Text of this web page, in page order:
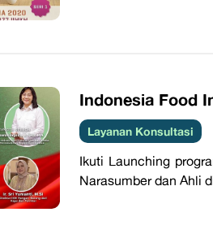
Indonesia Food
Layanan Konsultasi
Ikuti Launching
Narasumber dan Ahli